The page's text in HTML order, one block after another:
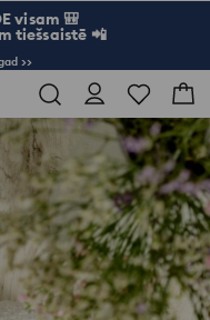
visam 🎒
tiešsaistē 📲
>>